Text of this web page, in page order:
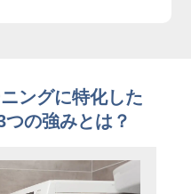
ングに特化した
つの強みとは？